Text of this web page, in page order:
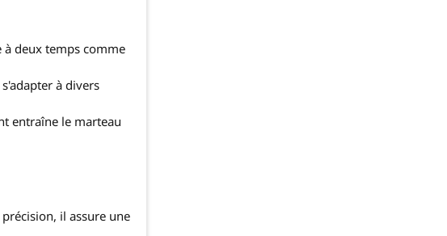
deux temps comme
à divers
entraîne le marteau
il assure une